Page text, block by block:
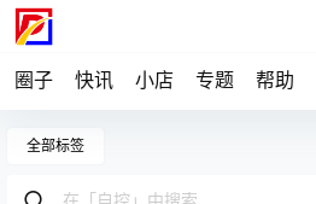
圈子 快讯 小店 专题 帮助
全部标签